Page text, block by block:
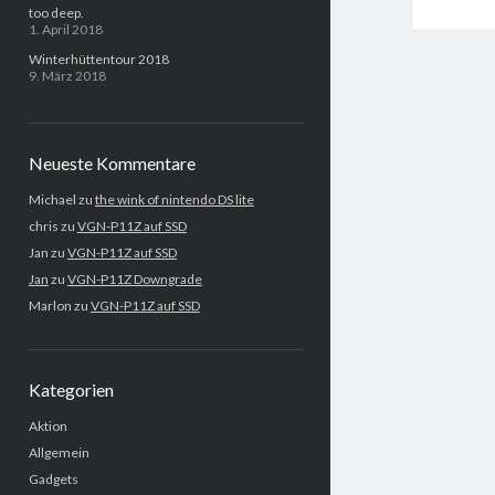
too deep.
1. April 2018
Winterhüttentour 2018
9. März 2018
Neueste Kommentare
Michael zu the wink of nintendo DS lite
chris zu VGN-P11Z auf SSD
Jan zu VGN-P11Z auf SSD
Jan zu VGN-P11Z Downgrade
Marlon zu VGN-P11Z auf SSD
Kategorien
Aktion
Allgemein
Gadgets